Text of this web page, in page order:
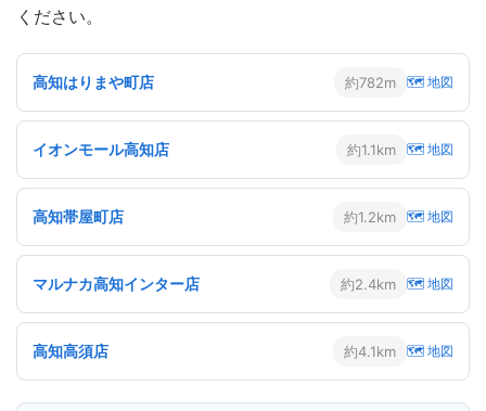
ください。
高知はりまや町店 約782m 🗺 地図
イオンモール高知店 約1.1km 🗺 地図
高知帯屋町店 約1.2km 🗺 地図
マルナカ高知インター店 約2.4km 🗺 地図
高知高須店 約4.1km 🗺 地図